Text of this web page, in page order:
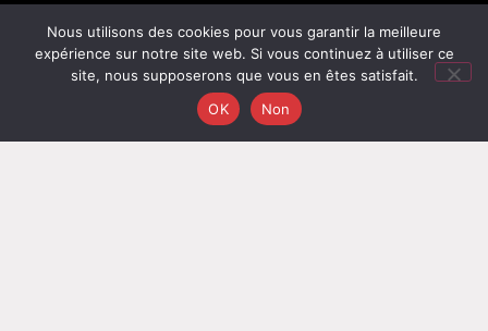
met à votre service une équipe
Nous utilisons des cookies pour vous garantir la meilleure
expérience sur notre site web. Si vous continuez à utiliser ce
site, nous supposerons que vous en êtes satisfait.
OK
Non